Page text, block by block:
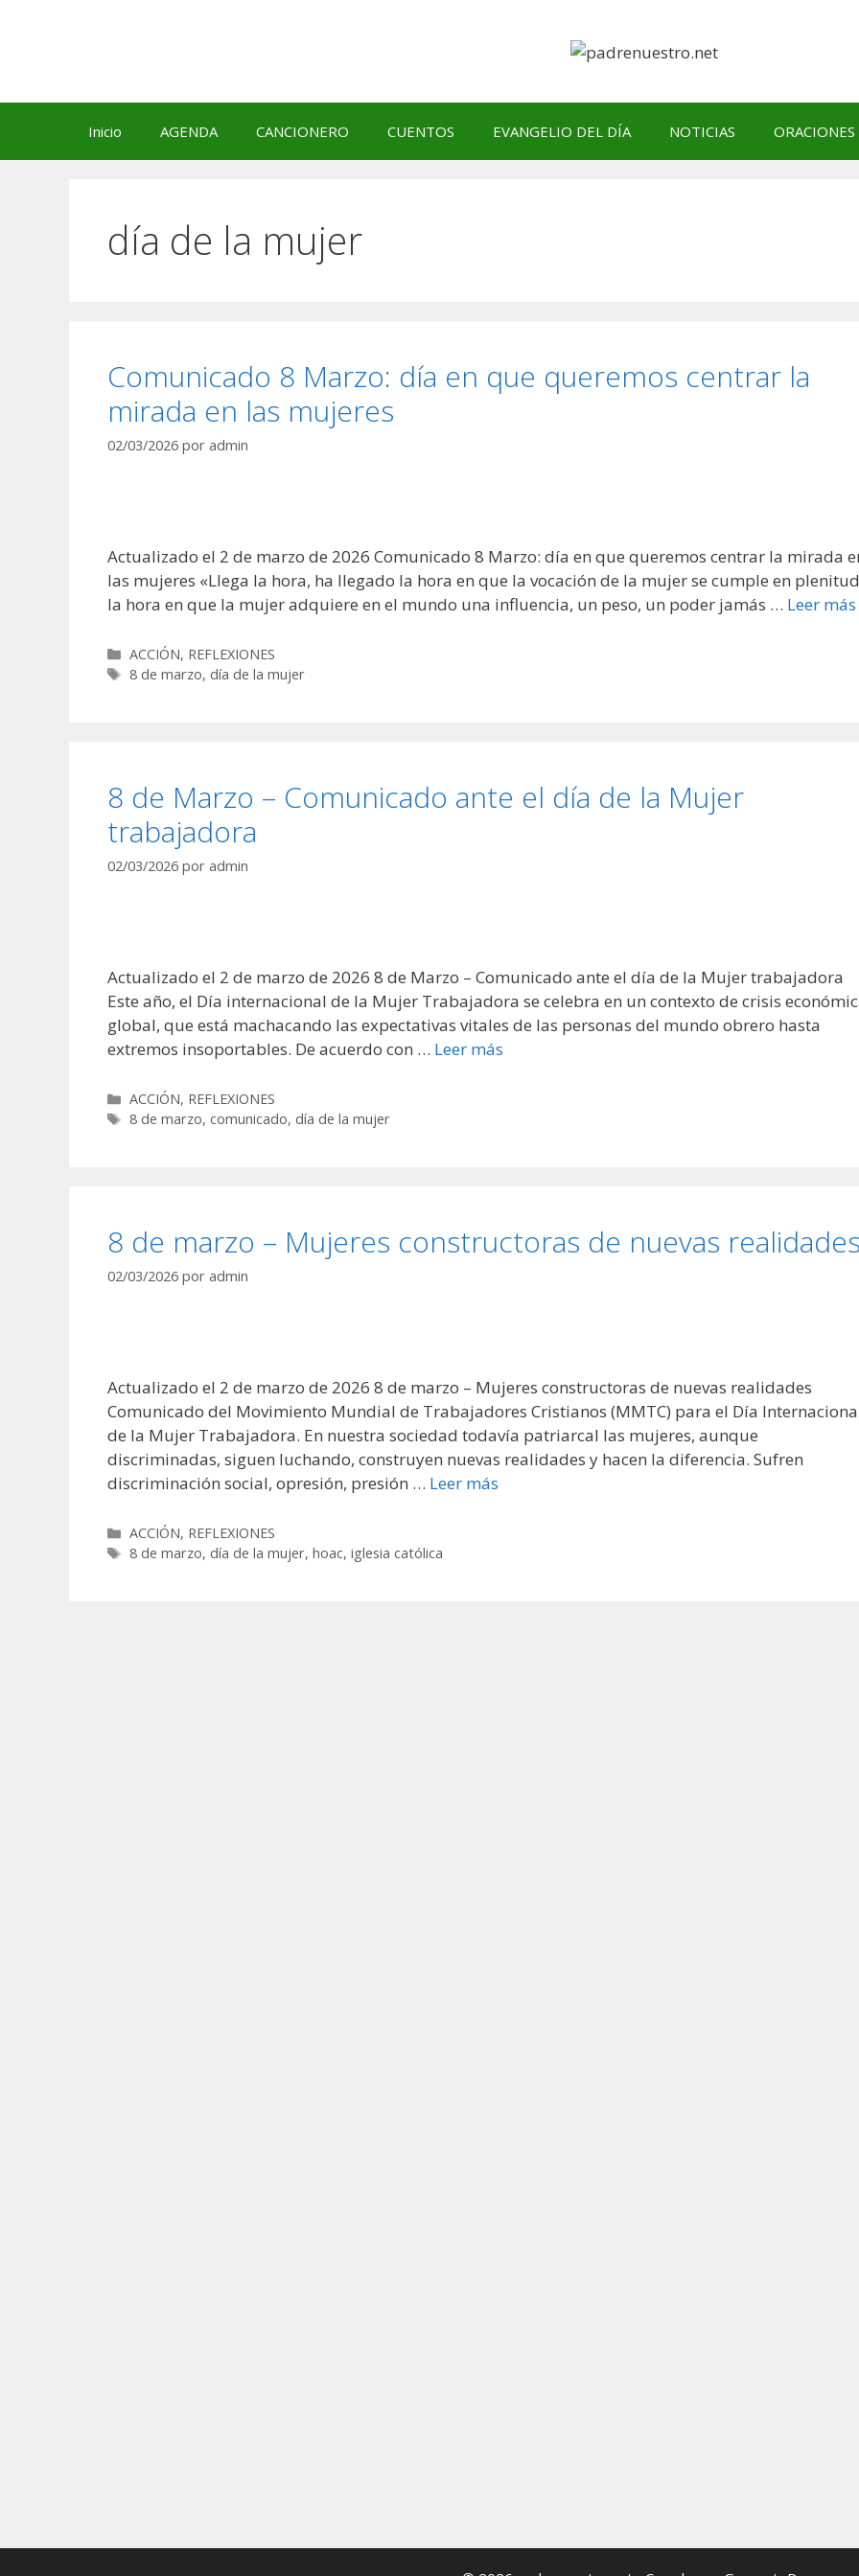
Inicio AGENDA CANCIONERO CUENTOS EVANGELIO DEL DÍA NOTICIAS ORACIONES
día de la mujer
Comunicado 8 Marzo: día en que queremos centrar la
mirada en las mujeres
02/03/2026 por admin
Actualizado el 2 de marzo de 2026 Comunicado 8 Marzo: día en que queremos centrar la mirada
las mujeres «Llega la hora, ha llegado la hora en que la vocación de la mujer se cumple en
la hora en que la mujer adquiere en el mundo una influencia, un peso, un poder jamás … Leer más
Categorías
ACCIÓN, REFLEXIONES
Etiquetas
8 de marzo,día de la mujer
8 de Marzo – Comunicado ante el día de la Mujer
trabajadora
02/03/2026 por admin
Actualizado el 2 de marzo de 2026 8 de Marzo – Comunicado ante el día de la Mujer trabajadora
Este año, el Día internacional de la Mujer Trabajadora se celebra en un contexto de crisis
global, que está machacando las expectativas vitales de las personas del mundo obrero hasta
extremos insoportables. De acuerdo con … Leer más
Categorías
ACCIÓN, REFLEXIONES
Etiquetas
8 de marzo,comunicado,día de la mujer
8 de marzo – Mujeres constructoras de nuevas
02/03/2026 por admin
Actualizado el 2 de marzo de 2026 8 de marzo – Mujeres constructoras de nuevas realidades
Comunicado del Movimiento Mundial de Trabajadores Cristianos (MMTC) para el Día
de la Mujer Trabajadora. En nuestra sociedad todavía patriarcal las mujeres, aunque
discriminadas, siguen luchando, construyen nuevas realidades y hacen la diferencia. Sufren
discriminación social, opresión, presión … Leer más
Categorías
ACCIÓN, REFLEXIONES
Etiquetas
8 de marzo,día de la mujer,hoac,iglesia católica